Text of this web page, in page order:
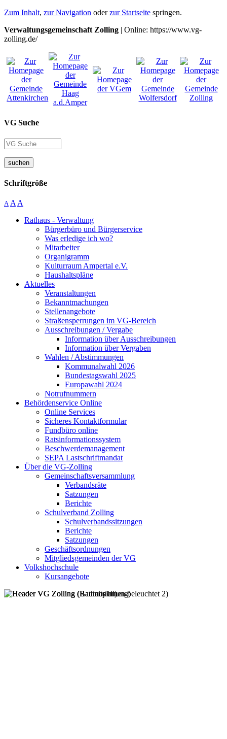
Zum Inhalt, zur Navigation oderzur Startseite springen.
Verwaltungsgemeinschaft Zolling | Online: https://www.vg-
zolling.de/
VG Suche
suchen
Schriftgröße
A A A
Rathaus - Verwaltung
Bürgerbüro und Bürgerservice
Was erledige ich wo?
Mitarbeiter
Organigramm
Kulturraum Ampertal e.V.
Haushaltspläne
Aktuelles
Veranstaltungen
Bekanntmachungen
Stellenangebote
Straßensperrungen im VG-Bereich
Ausschreibungen / Vergabe
Information über Ausschreibungen
Information über Vergaben
Wahlen / Abstimmungen
Kommunalwahl 2026
Bundestagswahl 2025
Europawahl 2024
Notrufnummern
Behördenservice Online
Online Services
Sicheres Kontaktformular
Fundbüro online
Ratsinformationssystem
Beschwerdemanagement
SEPA Lastschriftmandat
Über die VG-Zolling
Gemeinschaftsversammlung
Verbandsräte
Satzungen
Berichte
Schulverband Zolling
Schulverbandssitzungen
Berichte
Satzungen
Geschäftsordnungen
Mitgliedsgemeinden der VG
Volkshochschule
Kursangebote